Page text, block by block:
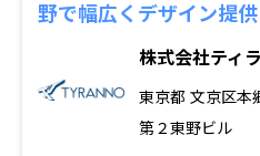
野で幅広くデザイン提供
株式会社ティ
東京都 文京区本
第２東野ビル